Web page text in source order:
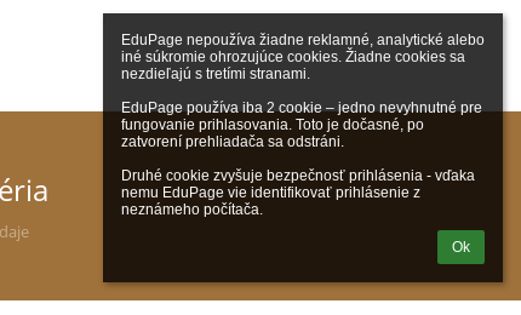
EduPage nepoužíva žiadne reklamné, analytické alebo
iné súkromie ohrozujúce cookies. Žiadne cookies sa
nezdieľajú s tretími stranami.
EduPage používa iba 2 cookie – jedno nevyhnutné pre
fungovanie prihlasovania. Toto je dočasné, po
zatvorení prehliadača sa odstráni.
Druhé cookie zvyšuje bezpečnosť prihlásenia - vďaka
nemu EduPage vie identifikovať prihlásenie z
neznámeho počítača.
Ok